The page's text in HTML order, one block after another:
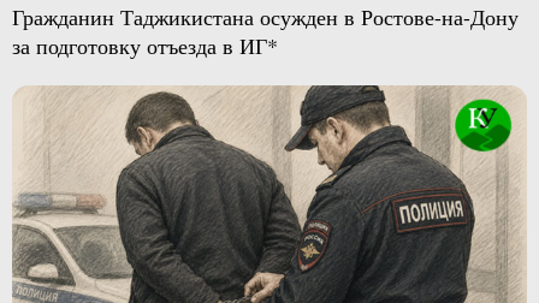
Гражданин Таджикистана осужден в Ростове-на-Дону
за подготовку отъезда в ИГ*